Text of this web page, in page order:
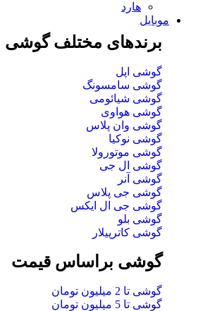
هارد
موبایل
برندهای مختلف گوشی
گوشی اپل
گوشی سامسونگ
گوشی شیائومی
گوشی هواوی
گوشی وان پلاس
گوشی نوکیا
گوشی موتورولا
گوشی ال جی
گوشی آنر
گوشی جی پلاس
گوشی جی ال ایکس
گوشی بلو
گوشی کاترپیلار
گوشی براساس قیمت
گوشی تا 2 میلیون تومان
گوشی تا 5 میلیون تومان